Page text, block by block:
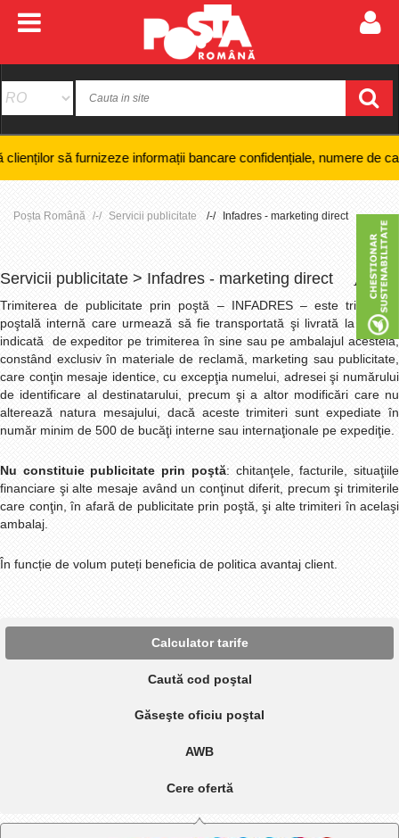
informații bancare confidențiale, numere de card sau
Poșta Română Servicii publicitate Infadres - marketing direct
Servicii publicitate > Infadres - marketing direct +
Trimiterea de publicitate prin poştă – INFADRES – este trimiterea
poştală internă care urmează să fie transportată şi livrată la adresa
indicată de expeditor pe trimiterea în sine sau pe ambalajul acesteia,
constând exclusiv în materiale de reclamă, marketing sau publicitate,
care conţin mesaje identice, cu excepţia numelui, adresei şi numărului
de identificare al destinatarului, precum şi a altor modificări care nu
alterează natura mesajului, dacă aceste trimiteri sunt expediate în
număr minim de 500 de bucăţi interne sau internaţionale pe expediţie.
Nu constituie publicitate prin poştă: chitanţele, facturile, situaţiile
financiare şi alte mesaje având un conţinut diferit, precum şi trimiterile
care conţin, în afară de publicitate prin poştă, şi alte trimiteri în acelaşi
ambalaj.
În funcție de volum puteți beneficia de politica avantaj client.
Calculator tarife
Caută cod poştal
Găseşte oficiu poştal
AWB
Cere ofertă